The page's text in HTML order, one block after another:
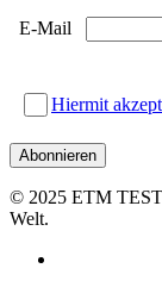
E-Mail
Hiermit
© 2025 ETM
Welt.